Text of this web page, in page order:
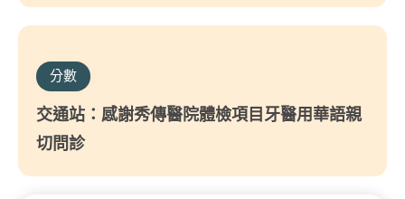
分數
交通站：感謝秀傳醫院體檢項目牙醫用華語親
切問診